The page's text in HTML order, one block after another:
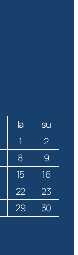
la
su
1
2
8
9
15
16
22
23
29
30